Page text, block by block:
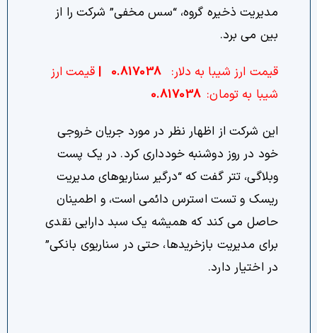
مدیریت ذخیره گروه، “سس مخفی” شرکت را از
بین می برد.
قیمت ارز شیبا به دلار:
0.817038
|قیمت ارز
شیبا به تومان: 0.817038
این شرکت از اظهار نظر در مورد جریان خروجی
خود در روز دوشنبه خودداری کرد. در یک پست
وبلاگی، تتر گفت که “درگیر سناریوهای مدیریت
ریسک و تست استرس دائمی است، و اطمینان
حاصل می کند که همیشه یک سبد دارایی نقدی
برای مدیریت بازخریدها، حتی در سناریوی بانکی”
در اختیار دارد.